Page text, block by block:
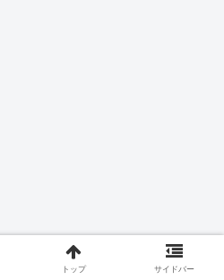
トップ サイドバー